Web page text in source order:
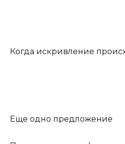
Когда искривление
Еще одно предложение